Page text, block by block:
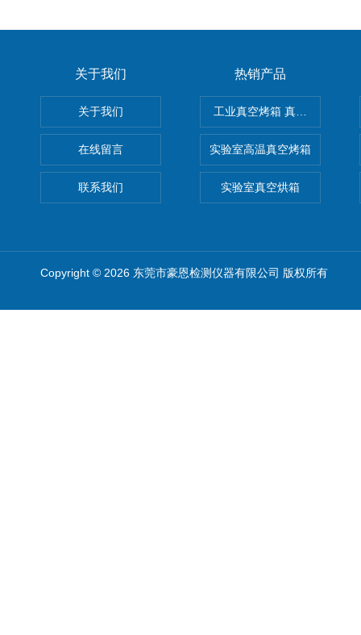
关于我们
关于我们
在线留言
联系我们
热销产品
工业真空烤箱 真空烘箱
实验室高温真空烤箱
实验室真空烘箱
Copyright © 2026 东莞市豪恩检测仪器有限公司 版权所有